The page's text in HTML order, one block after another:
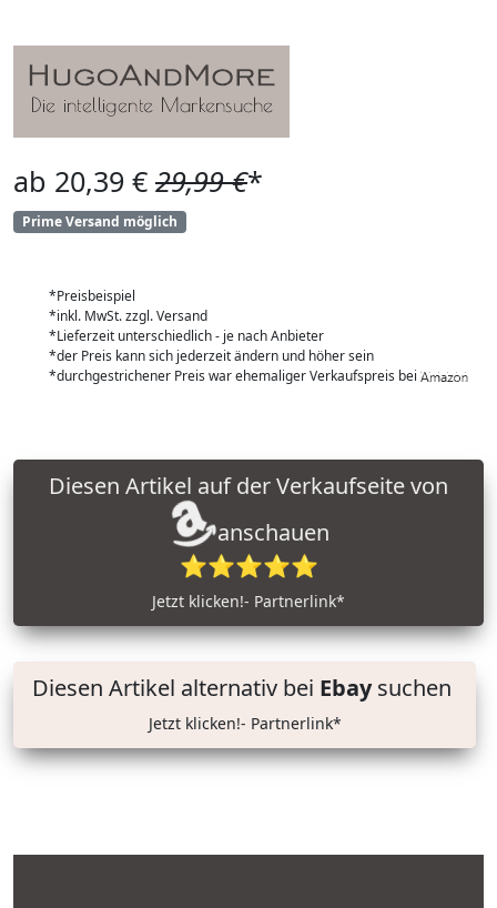
ab 20,39 € 29,99 €*
Prime Versand möglich
*Preisbeispiel
*inkl. MwSt. zzgl. Versand
*Lieferzeit unterschiedlich - je nach Anbieter
*der Preis kann sich jederzeit ändern und höher sein
*durchgestrichener Preis war ehemaliger Verkaufspreis bei
anschauen
⭐⭐⭐⭐⭐
Jetzt klicken!- Partnerlink*
Diesen Artikel alternativ bei Ebaysuchen
Jetzt klicken!- Partnerlink*